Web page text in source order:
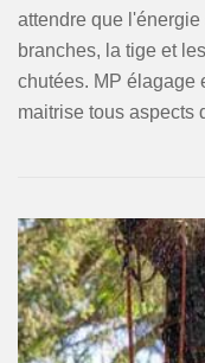
attendre que
branches, la tige et
chutées. MP élagage
maitrise tous aspects